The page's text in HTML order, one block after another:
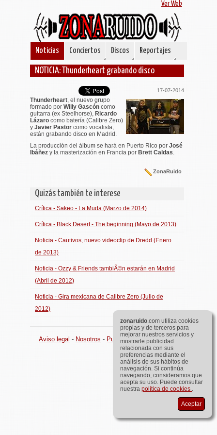
Ver Web
Noticias Conciertos Discos Reportajes
NOTICIA: Thunderheart grabando disco
17-07-2014
Thunderheart , el nuevo grupo
formado por Willy Gascón como
guitarra (ex Steelhorse), Ricardo
Lázaro como batería (Calibre Zero)
y Javier Pastor como vocalista,
están grabando disco en Madrid.
La producción del álbum se hará en Puerto Rico por José
Ibáñez y la masterización en Francia por Brett Caldas
ZonaRuido
Quizás también te interese
Crítica - Sakeo - La Muda (Marzo de 2014)
Crítica - Black Desert - The beginning (Mayo de 2013)
Noticia - Cautivos, nuevo videoclip de Dredd (Enero
de 2013)
Noticia - Ozzy & Friends tambiÃ©n estarán en Madrid
(Abril de 2012)
Noticia - Gira mexicana de Calibre Zero (Julio de
2012)
Aviso legal - Nosotros - Publicidad ©zonaruido
zonaruido.com utiliza cookies
propias y de terceros para
mejorar nuestros servicios y
mostrarle publicidad
relacionada con sus
preferencias mediante el
análisis de sus hábitos de
navegación. Si continúa
navegando, consideramos que
acepta su uso. Puede consultar
nuestra política de cookies .
Aceptar